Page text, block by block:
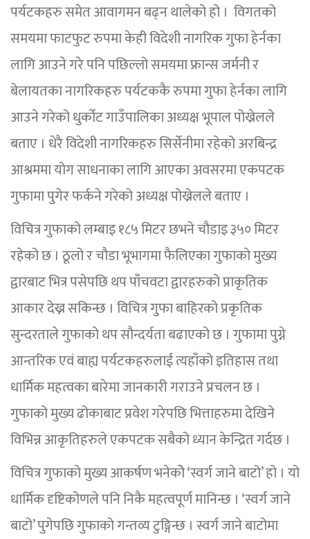
पर्यटकहरु समेत आवागमन बढ्न थालेको हो । विगतको
समयमा फाटफुट रुपमा केही विदेशी नागरिक गुफा हेर्नका
लागि आउने गरे पनि पछिल्लो समयमा फ्रान्स जर्मनी र
बेलायतका नागरिकहरु पर्यटककै रुपमा गुफा हेर्नका लागि
आउने गरेको धुर्कोट गाउँपालिका अध्यक्ष भूपाल पोख्रेलले
बताए । धेरै विदेशी नागरिकहरु सिर्सेनीमा रहेको अरबिन्द्र
आश्रममा योग साधनाका लागि आएका अवसरमा एकपटक
गुफामा पुगेर फर्कने गरेको अध्यक्ष पोख्रेलले बताए ।
विचित्र गुफाको लम्बाइ १८५ मिटर छभने चौडाइ ३५० मिटर
रहेको छ । ठूलो र चौडा भूभागमा फैलिएका गुफाको मुख्य
द्वारबाट भित्र पसेपछि थप पाँचवटा द्वारहरुको प्राकृतिक
आकार देख्न सकिन्छ । विचित्र गुफा बाहिरको प्रकृतिक
सुन्दरताले गुफाको थप सौन्दर्यता बढाएको छ । गुफामा पुग्ने
आन्तरिक एवं बाह्य पर्यटकहरुलाई त्यहाँको इतिहास तथा
धार्मिक महत्वका बारेमा जानकारी गराउने प्रचलन छ ।
गुफाको मुख्य ढोकाबाट प्रवेश गरेपछि भित्ताहरुमा देखिने
विभिन्न आकृतिहरुले एकपटक सबैको ध्यान केन्द्रित गर्दछ ।
विचित्र गुफाको मुख्य आकर्षण भनेकोे ‘स्वर्ग जाने बाटो’ हो । यो
धार्मिक दृष्टिकोणले पनि निकै महत्वपूर्ण मानिन्छ । ‘स्वर्ग जाने
बाटो’ पुगेपछि गुफाको गन्तव्य टुङ्गिन्छ । स्वर्ग जाने बाटोमा